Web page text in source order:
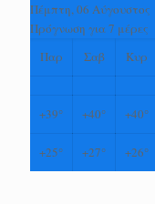
Πέμπτη, 06 Αύγουστος
Πρόγνωση για 7 μέρες
Παρ
Σαβ Κυρ
+39° +40° +40°
+25° +27° +26°